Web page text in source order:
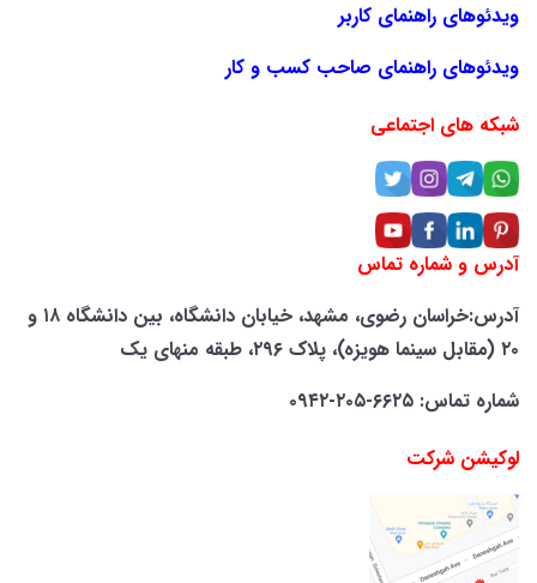
ویدئوهای راهنمای کاربر
ویدئوهای راهنمای صاحب کسب و کار
شبکه های اجتماعی
آدرس و شماره تماس
آدرس:خراسان رضوی، مشهد، خیابان دانشگاه، بین دانشگاه ۱۸ و
۲۰ (مقابل سینما هویزه)، پلاک ۲۹۶، طبقه منهای یک
شماره تماس: ۶۶۲۵-۲۰۵-۰۹۴۲
لوکیشن شرکت